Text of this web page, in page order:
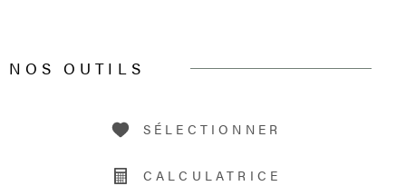
NOS OUTILS
SÉLECTIONNER
CALCULATRICE